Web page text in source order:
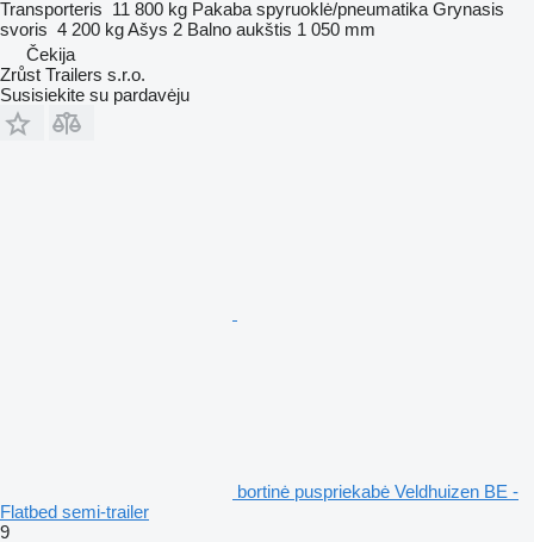
Transporteris 11 800 kg Pakaba spyruoklė/pneumatika Grynasis
svoris 4 200 kgAšys 2 Balno aukštis 1 050 mm
Čekija
Zrůst Trailers s.r.o.
Susisiekite su pardavėju
bortinė puspriekabė Veldhuizen BE -
Flatbed semi-trailer
9